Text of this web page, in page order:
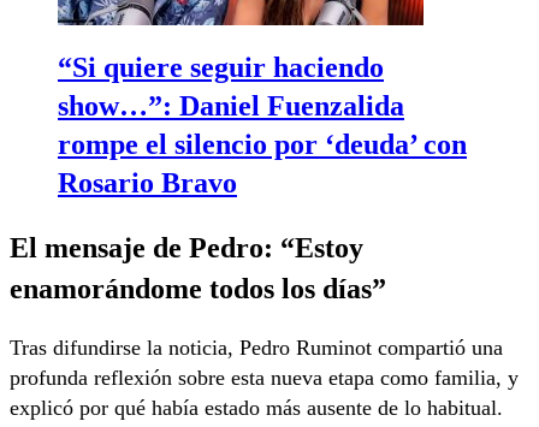
“Si quiere seguir haciendo
show…”: Daniel Fuenzalida
rompe el silencio por ‘deuda’ con
Rosario Bravo
El mensaje de Pedro: “Estoy
enamorándome todos los días”
Tras difundirse la noticia, Pedro Ruminot compartió una
profunda reflexión sobre esta nueva etapa como familia, y
explicó por qué había estado más ausente de lo habitual.